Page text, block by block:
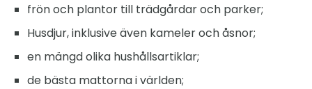
frön och plantor till trädgårdar och parker;
Husdjur, inklusive även kameler och åsnor;
en mängd olika hushållsartiklar;
de bästa mattorna i världen;